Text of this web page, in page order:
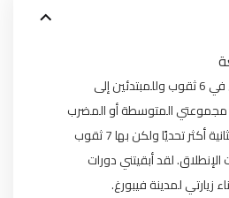
الدورة الأولى في 6 ثقوب وللمبتدئين إلى
المتوسطة أو المضرب
تعد الدورة الثانية أكثر تحديًا ولكن بها 7 ثقوب
لقد أبقيتني دورات
زيارتي لمدينة فيبورغ.